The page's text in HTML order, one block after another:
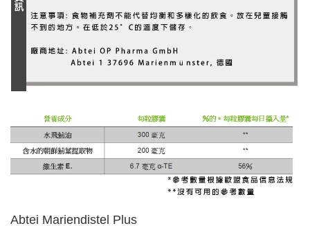
Abtei Mariendistel Plus